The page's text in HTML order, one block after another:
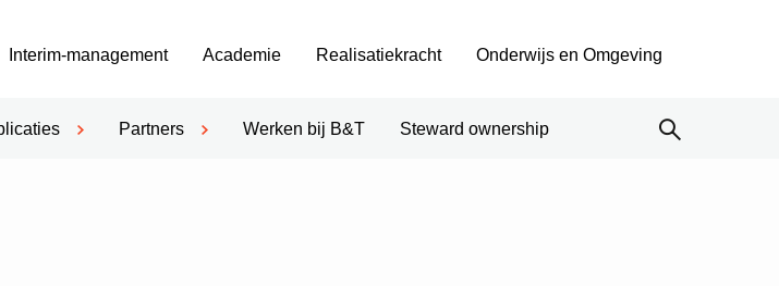
Partners Werken bij B&T Steward ownership
Interim-management Academie Realisatiekracht Onderwijs en Omgeving